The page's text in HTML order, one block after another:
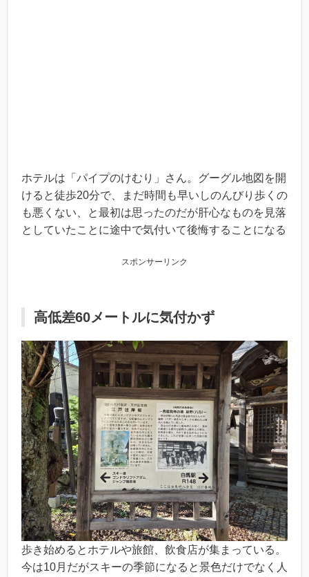
ホテルは「パイプのけむり」さん。グーグル地図を開
けると徒歩20分で、まだ時間も早いしのんびり歩くの
も悪くない、と最初は思ったのだが肝心なものを見落
としていたことに途中で気付いて後悔することになる
スポンサーリンク
高低差60メートルに気付かず
歩き始めるとホテルや旅館、飲食店が集まっている。
今は10月だがスキーの季節になると景色だけでなく人